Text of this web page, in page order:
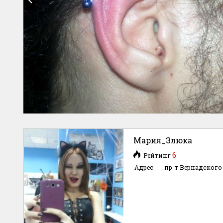
Мария_Злюка
Рейтинг6
Адрес пр-т Вернадского